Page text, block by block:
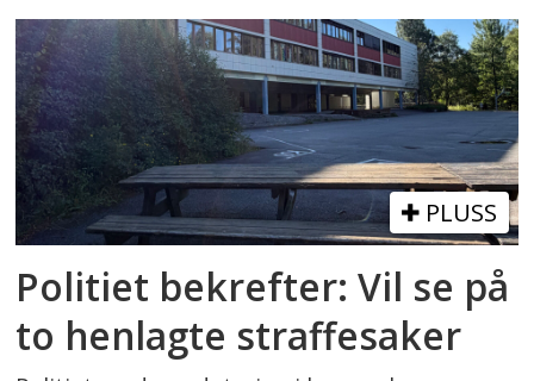
PLUSS
Politiet bekrefter: Vil se på
to henlagte straffesaker